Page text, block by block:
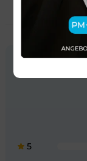
5